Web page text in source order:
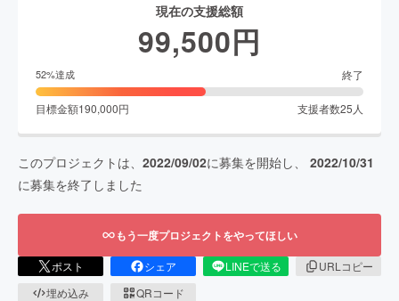
現在の支援総額
99,500円
52%達成 終了
目標金額190,000円 支援者数25 人
このプロジェクトは、 2022/09/02に募集を開始し、 2022/10/31
に募集を終了しました
もう一度プロジェクトをやってほしい
ポスト シェア LINEで送る
URLコピー
埋め込み
QRコード